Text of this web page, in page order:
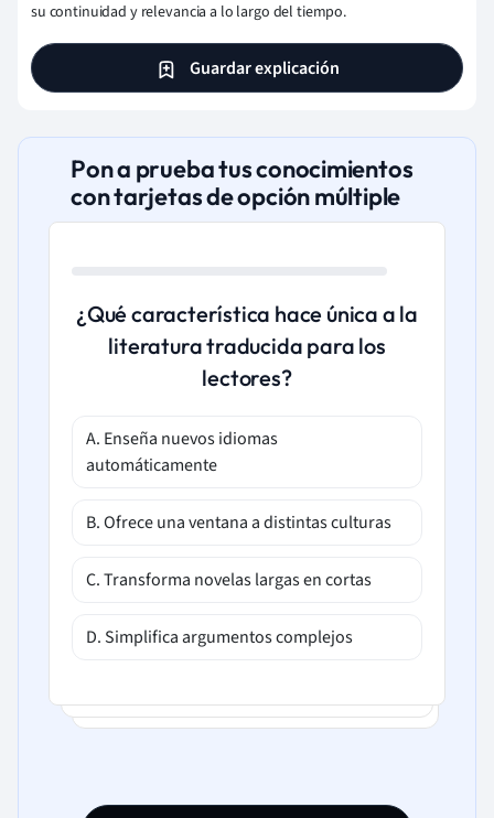
su continuidad y relevancia a lo largo del tiempo.
Guardar explicación
Pon a prueba tus conocimientos
con tarjetas de opción múltiple
¿Qué característica hace única a la
literatura traducida para los
lectores?
A. Enseña nuevos idiomas
automáticamente
B. Ofrece una ventana a distintas culturas
C. Transforma novelas largas en cortas
D. Simplifica argumentos complejos